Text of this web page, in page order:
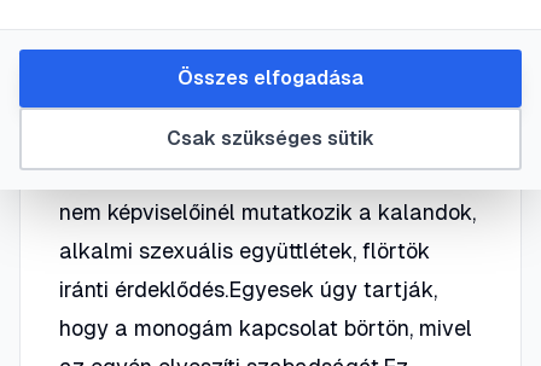
hogy -amennyiben párkapcsolatban
életünk párjához.Sajnos ez a fajta
szemlélet egyre inkább csökken, mindkét
nem képviselőinél mutatkozik a kalandok,
alkalmi szexuális együttlétek, flörtök
iránti érdeklődés.Egyesek úgy tartják,
hogy a monogám kapcsolat börtön, mivel
Csak szükséges sütik
Összes elfogadása